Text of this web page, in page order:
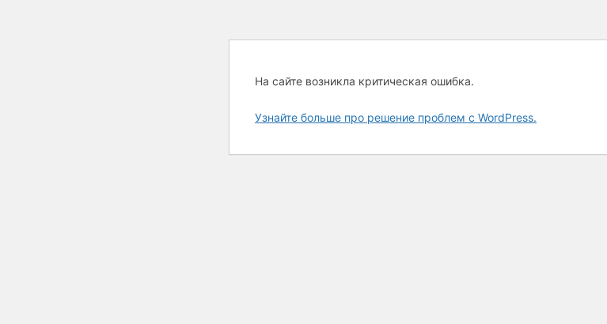
На сайте возникла критическая ошибка.
Узнайте больше про решение проблем с WordPress.